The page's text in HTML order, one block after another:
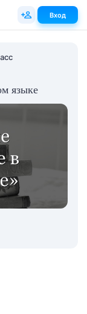
языке
Вход